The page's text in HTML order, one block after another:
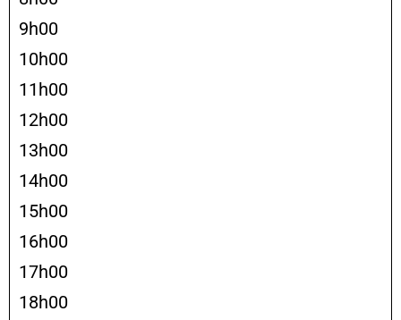
9h00
10h00
11h00
12h00
13h00
14h00
15h00
16h00
17h00
18h00